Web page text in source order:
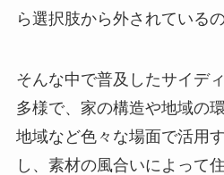
ら選択肢から外されているの
そんな中で普及したサイデ
多様で、家の構造や地域の
地域など色々な場面で活用
し、素材の風合いによって